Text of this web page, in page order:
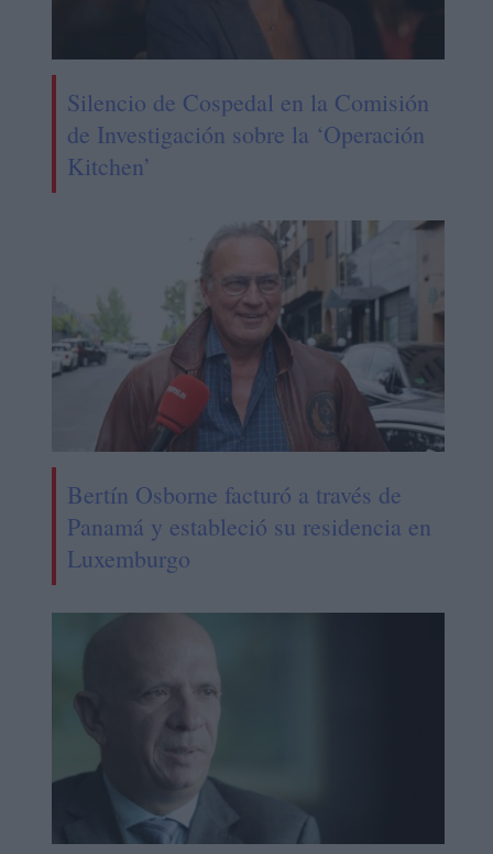
Silencio de Cospedal en la Comisión
de Investigación sobre la ‘Operación
Kitchen’
Bertín Osborne facturó a través de
Panamá y estableció su residencia en
Luxemburgo